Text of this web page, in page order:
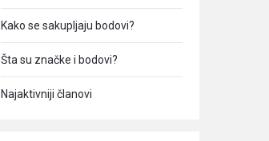
Kako se sakupljaju bodovi?
Šta su značke i bodovi?
Najaktivniji članovi